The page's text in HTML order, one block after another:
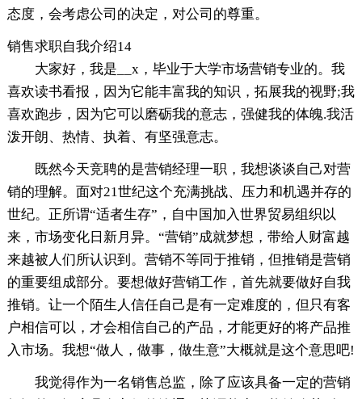
态度，会考虑公司的决定，对公司的尊重。
销售求职自我介绍14
大家好，我是__x，毕业于大学市场营销专业的。我
喜欢读书看报，因为它能丰富我的知识，拓展我的视野;我
喜欢跑步，因为它可以磨砺我的意志，强健我的体魄.我活
泼开朗、热情、执着、有坚强意志。
既然今天竞聘的是营销经理一职，我想谈谈自己对营
销的理解。面对21世纪这个充满挑战、压力和机遇并存的
世纪。正所谓“适者生存”，自中国加入世界贸易组织以
来，市场变化日新月异。“营销”成就梦想，带给人财富越
来越被人们所认识到。营销不等同于推销，但推销是营销
的重要组成部分。要想做好营销工作，首先就要做好自我
推销。让一个陌生人信任自己是有一定难度的，但只有客
户相信可以，才会相信自己的产品，才能更好的将产品推
入市场。我想“做人，做事，做生意”大概就是这个意思吧!
我觉得作为一名销售总监，除了应该具备一定的营销